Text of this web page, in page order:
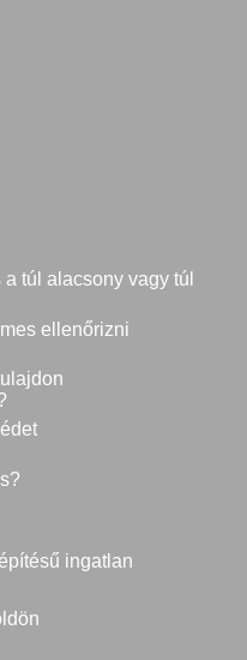
túl alacsony vagy túl
ellenőrizni
ingatlan